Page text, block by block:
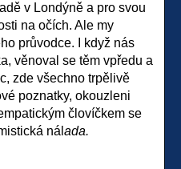
v Londýně a pro svou
na očích. Ale my
průvodce. I když nás
věnoval se těm vpředu a
zde všechno trpělivě
poznatky, okouzleni
človíčkem se
nál ada.